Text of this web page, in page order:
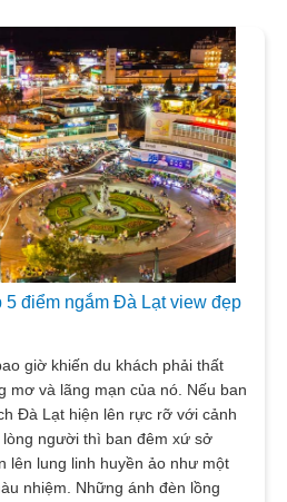
5 điểm ngắm Đà Lạt view đẹp
giờ khiến du khách phải thất
mơ và lãng mạn của nó. Nếu ban
Đà Lạt hiện lên rực rỡ với cảnh
người thì ban đêm xứ sở
lên lung linh huyền ảo như một
nhiệm. Những ánh đèn lồng